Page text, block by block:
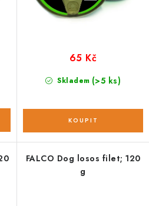
Skladem (>5 ks)
65 Kč
FALCO Dog losos filet; 120
g